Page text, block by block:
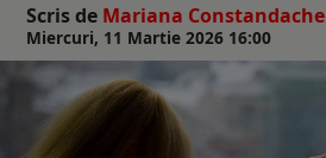
Scris de Mariana Constandache
Miercuri, 11 Martie 2026 16:00